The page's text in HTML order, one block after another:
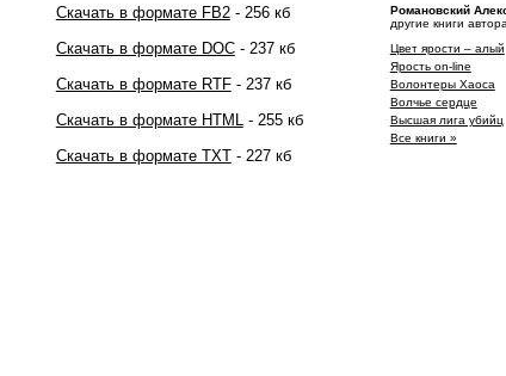
Скачать в формате FB2- 256 кб
Скачать в формате DOC- 237 кб
Скачать в формате RTF- 237 кб
Скачать в формате HTML- 255 кб
Скачать в формате TXT- 227 кб
Романовский
другие книги
Цвет ярости – алый
Ярость on-line
Волонтеры Хаоса
Волчье сердце
Высшая лига убийц
Все книги »